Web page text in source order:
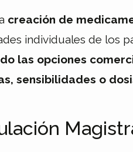
creación de
individuales de los
las opciones
sensibilidades o